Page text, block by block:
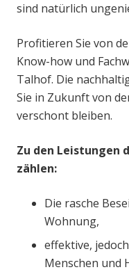
sind natürlich
Profitieren Sie von
Know-how und
Talhof. Die
Sie in Zukunft von
verschont bleiben.
Zu den Leistungen
zählen:
Die rasche
Wohnung,
effektive,
Menschen und